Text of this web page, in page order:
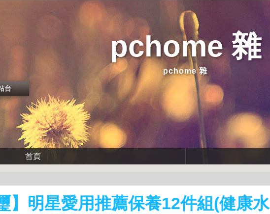
pchome 雜
pchome 雜
台
首頁
】明星愛用推薦保養12件組(健康水